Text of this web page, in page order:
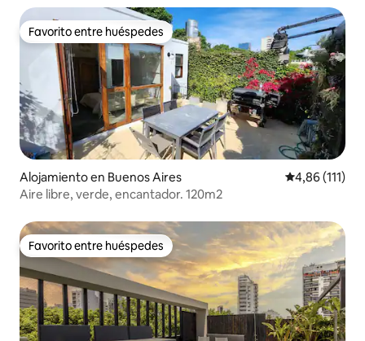
Favorito entre huéspedes
Favorito entre huéspedes
Alojamiento en Buenos Aires Calificación
4,86 (111)
Aire libre, verde, encantador. 120m2
Favorito entre huéspedes
Favorito entre huéspedes